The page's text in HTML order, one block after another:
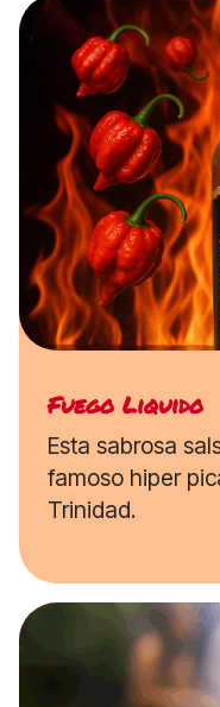
Fuego Liquido
Esta sabrosa
famoso hiper
Trinidad.